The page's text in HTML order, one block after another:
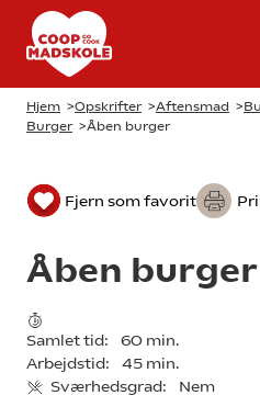
Hjem >Opskrifter >Aftensmad >
Burger >Åben burger
Fjern som favorit
Åben burger
Samlet tid:
60 min.
Arbejdstid:
45 min.
Sværhedsgrad:
Nem